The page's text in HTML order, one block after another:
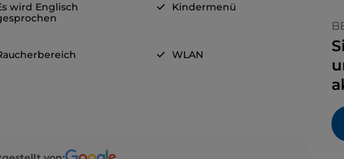
wird Englisch
Kindermenü
WLAN